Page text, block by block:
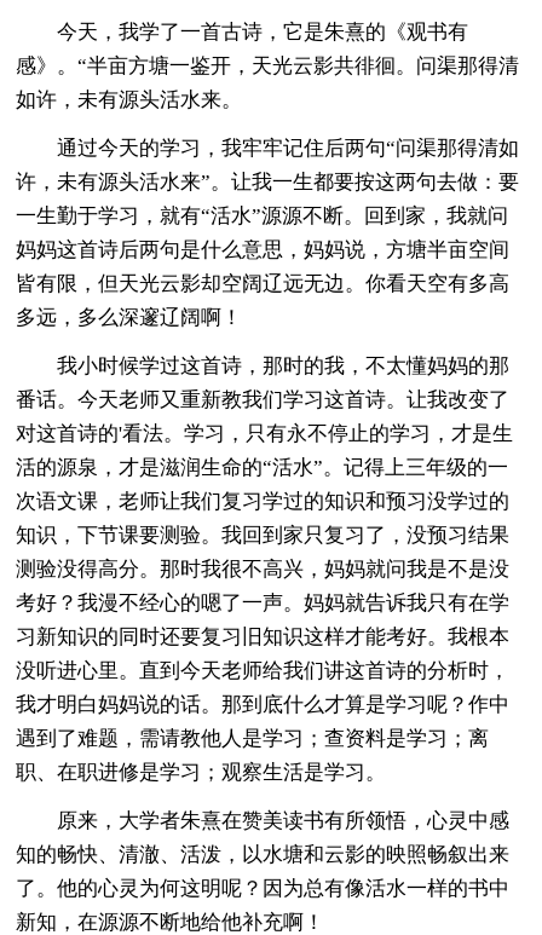
今天，我学了一首古诗，它是朱熹的《观书有
感》。“半亩方塘一鉴开，天光云影共徘徊。问渠那得清
如许，未有源头活水来。
通过今天的学习，我牢牢记住后两句“问渠那得清如
许，未有源头活水来”。让我一生都要按这两句去做：要
一生勤于学习，就有“活水”源源不断。回到家，我就问
妈妈这首诗后两句是什么意思，妈妈说，方塘半亩空间
皆有限，但天光云影却空阔辽远无边。你看天空有多高
多远，多么深邃辽阔啊！
我小时候学过这首诗，那时的我，不太懂妈妈的那
番话。今天老师又重新教我们学习这首诗。让我改变了
对这首诗的'看法。学习，只有永不停止的学习，才是生
活的源泉，才是滋润生命的“活水”。记得上三年级的一
次语文课，老师让我们复习学过的知识和预习没学过的
知识，下节课要测验。我回到家只复习了，没预习结果
测验没得高分。那时我很不高兴，妈妈就问我是不是没
考好？我漫不经心的嗯了一声。妈妈就告诉我只有在学
习新知识的同时还要复习旧知识这样才能考好。我根本
没听进心里。直到今天老师给我们讲这首诗的分析时，
我才明白妈妈说的话。那到底什么才算是学习呢？作中
遇到了难题，需请教他人是学习；查资料是学习；离
职、在职进修是学习；观察生活是学习。
原来，大学者朱熹在赞美读书有所领悟，心灵中感
知的畅快、清澈、活泼，以水塘和云影的映照畅叙出来
了。他的心灵为何这明呢？因为总有像活水一样的书中
新知，在源源不断地给他补充啊！